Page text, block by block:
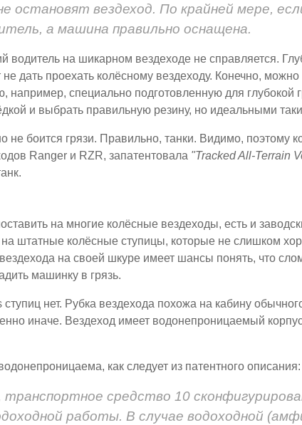
остановят вездеход. По крайней мере,
а машина правильно оснащена.
водитель на шикарном вездеходе не справляется.
не дать проехать колёсному вездеходу. Конечно,
например, специально подготовленную для глубокой
и выбрать правильную резину, но идеальными
не боится грязи. Правильно, танки. Видимо, поэтому
Ranger и RZR, запатентовала "Tracked All-Terrain
на многие колёсные вездеходы, есть и
штатные колёсные ступицы, которые не слишком
на своей шкуре имеет шансы понять, что
машинку в грязь.
нет. Рубка вездехода похожа на кабину
иначе. Вездеход имеет водонепроницаемый
как следует из патентного описания:
средство 10
работы. В случае водоходной